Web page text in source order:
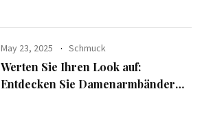
May 23, 2025 Schmuck
Werten Sie Ihren Look auf:
Entdecken Sie Damenarmbänder